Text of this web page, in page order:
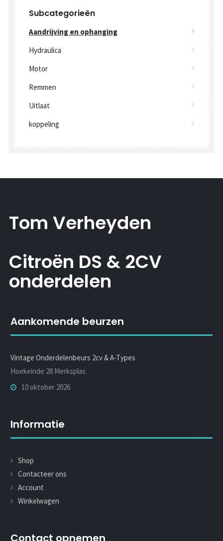
Subcategorieën
Aandrijving en ophanging
Hydraulica
Motor
Remmen
Uitlaat
koppeling
Tom Verheyden
Citroën DS & 2CV
onderdelen
Aankomende beurzen
Vintage Onderdelenbeurs 2cv & A-Types
Hoekeinde 28 Merksplas
10 oktober 2026
Informatie
Shop
Contacteer ons
Account
Winkelwagen
Contact opnemen